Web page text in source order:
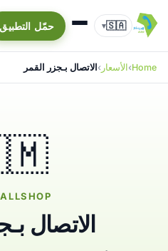
🇸🇦
▾ حمّل التطبيق
Home الأسعار الاتصال بـجزر القمر
الاتصال